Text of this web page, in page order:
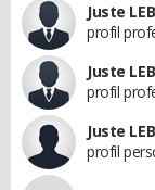
Juste
profil
Juste
profil
Juste
profil